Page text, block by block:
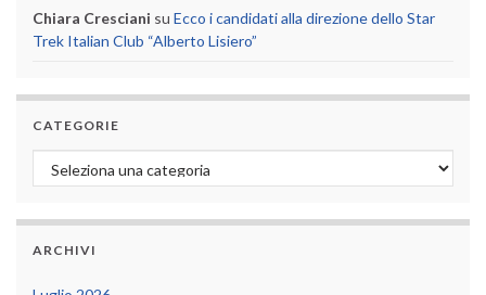
Chiara Cresciani su Ecco i candidati alla direzione dello Star
Trek Italian Club “Alberto Lisiero”
CATEGORIE
Categorie
ARCHIVI